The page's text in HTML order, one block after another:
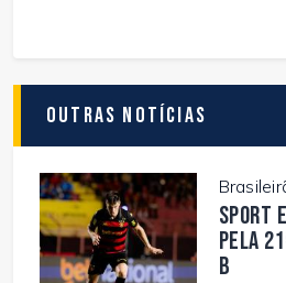
Outras Notícias
Sport
pela
B